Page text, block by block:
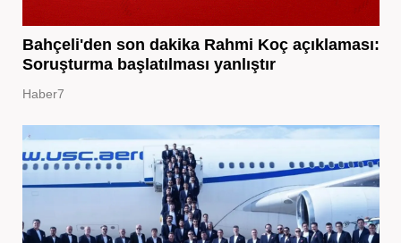
Bahçeli'den son dakika Rahmi Koç açıklaması:
Soruşturma başlatılması yanlıştır
Haber7